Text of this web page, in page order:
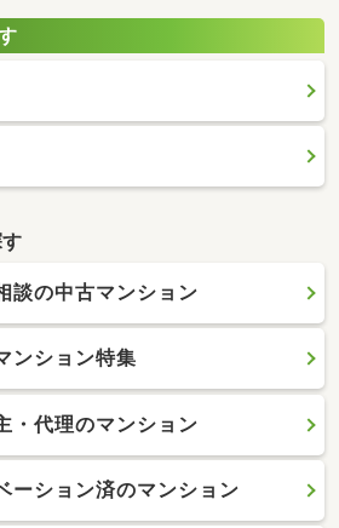
談の中古マンション
ンション特集
・代理のマンション
ーション済のマンション